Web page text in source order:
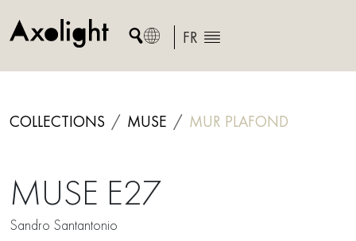
to
FR
COLLECTIONS MUSE MUR PLAFOND
MUSE E27
Sandro Santantonio